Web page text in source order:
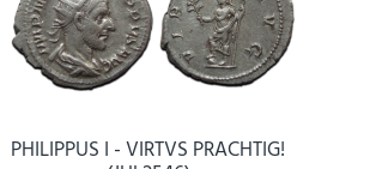
PHILIPPUS I - VIRTVS PRACHTIG!